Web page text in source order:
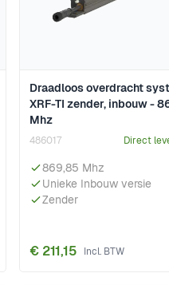
Draadloos overdracht
XRF-TI zender, inbouw -
Mhz
486017 Direct
869,85 Mhz
Unieke Inbouw versie
Zender
€ 211,15